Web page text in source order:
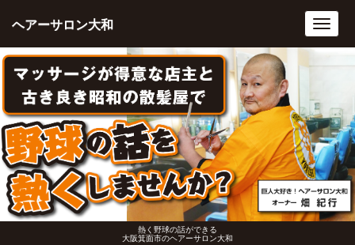
熱く野球の話ができる
大阪箕面市のヘアーサロン大和
ヘアーサロン大和